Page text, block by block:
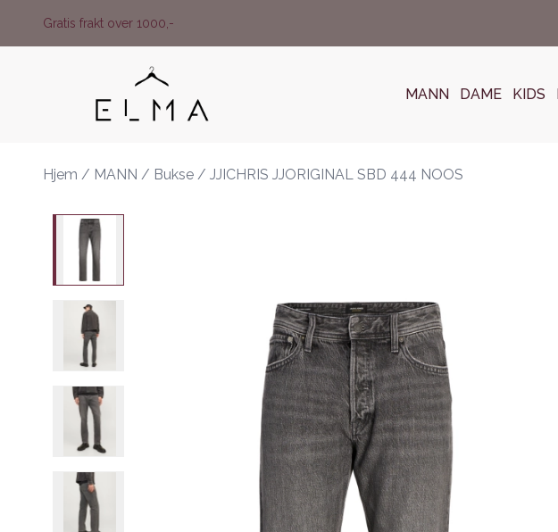
Gratis frakt over 1000,-
MANN DAME KIDS
Hjem / MANN / Bukse / JJICHRIS JJORIGINAL SBD 444 NOOS